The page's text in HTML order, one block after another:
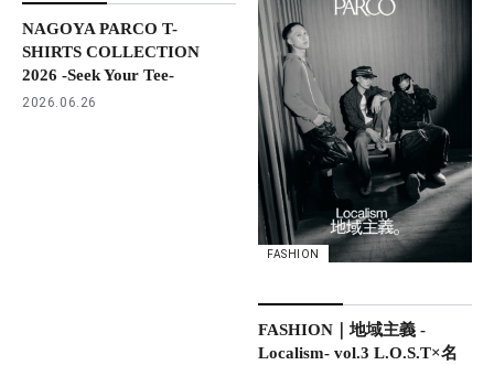
NAGOYA PARCO T-
SHIRTS COLLECTION
2026 -Seek Your Tee-
2026.06.26
FASHION
FASHION｜地域主義 -
Localism- vol.3 L.O.S.T×名